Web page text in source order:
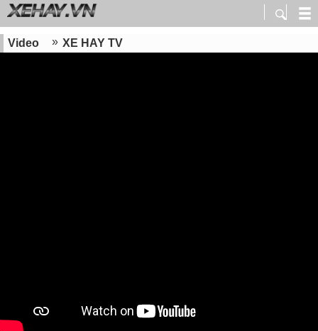
Video XE HAY TV